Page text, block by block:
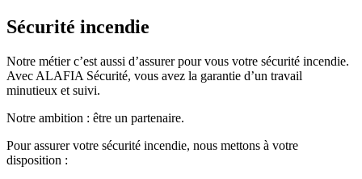
Sécurité incendie
Notre métier c’est aussi d’assurer pour vous votre sécurité incendie.
Avec ALAFIA Sécurité, vous avez la garantie d’un travail
minutieux et suivi.
Notre ambition : être un partenaire.
Pour assurer votre sécurité incendie, nous mettons à votre
disposition :